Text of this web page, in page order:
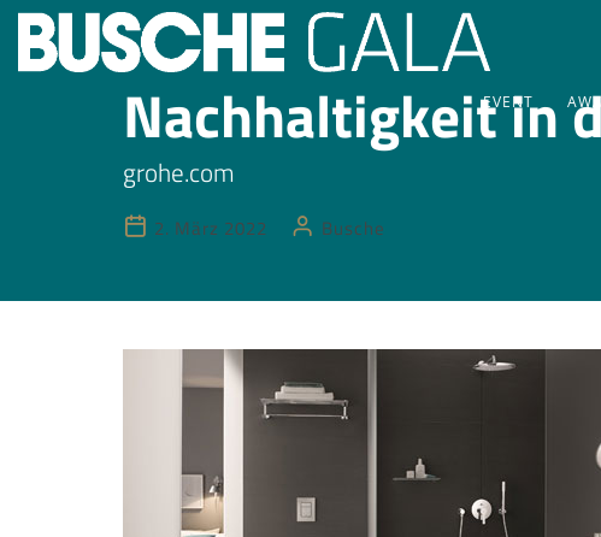
EVENT
Nachhaltigkeit in
grohe.com
2. März 2022 Busche